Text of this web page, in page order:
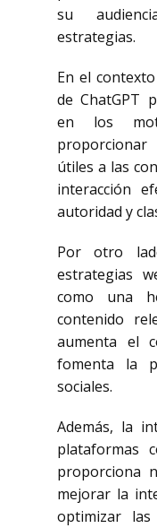
su
estrategias.
En el
de ChatGPT
en los
útiles a las
interacción
autoridad y
Por otro
estrategias
como una
contenido
aumenta el
fomenta la
sociales.
Además, la
plataformas
proporciona
mejorar la
optimizar las